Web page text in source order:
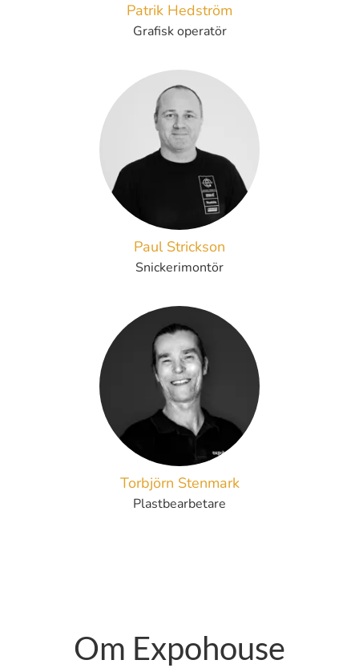
Patrik Hedström
Grafisk operatör
Paul Strickson
Snickerimontör
Torbjörn Stenmark
Plastbearbetare
Om Expohouse